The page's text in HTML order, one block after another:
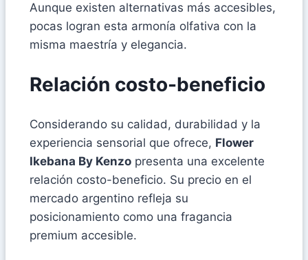
Aunque existen alternativas más accesibles,
pocas logran esta armonía olfativa con la
misma maestría y elegancia.
Relación costo-beneficio
Considerando su calidad, durabilidad y la
experiencia sensorial que ofrece, Flower
Ikebana By Kenzo presenta una excelente
relación costo-beneficio. Su precio en el
mercado argentino refleja su
posicionamiento como una fragancia
premium accesible.